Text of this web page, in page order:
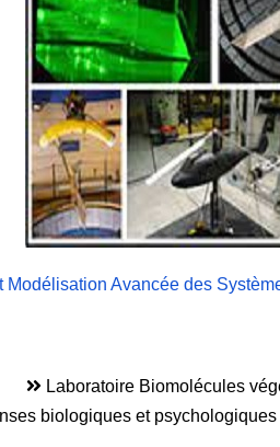
Modélisation Avancée des
Laboratoire Biomolécules